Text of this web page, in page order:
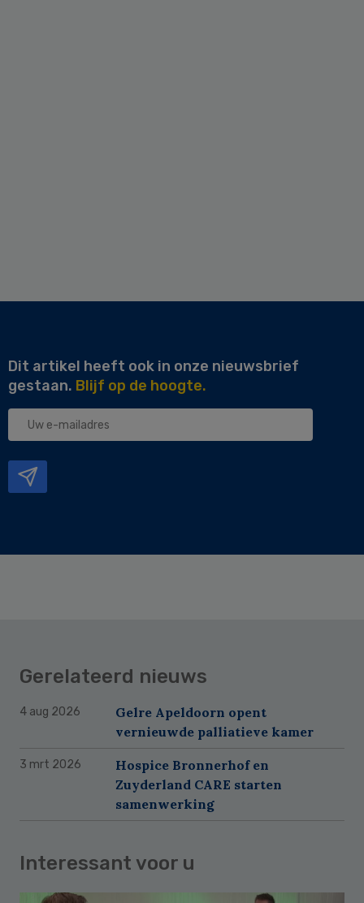
Dit artikel heeft ook in onze nieuwsbrief
gestaan. Blijf op de hoogte.
Uw
Gerelateerd nieuws
4 aug 2026
Gelre Apeldoorn opent
vernieuwde palliatieve kamer
3 mrt 2026
Hospice Bronnerhof en
Zuyderland CARE starten
samenwerking
Interessant voor u